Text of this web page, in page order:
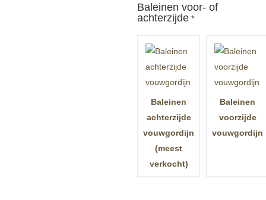
Baleinen voor- of
achterzijde *
Baleinen
achterzijde
vouwgordijn
(meest
verkocht)
Baleinen
voorzijde
vouwgordijn